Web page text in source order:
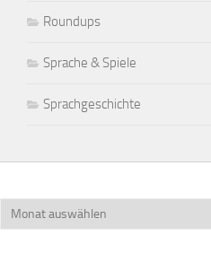
Roundups
Sprache & Spiele
Sprachgeschichte
Archiv